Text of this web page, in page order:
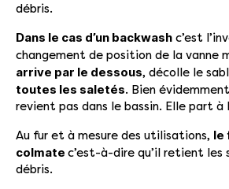
débris.
Dans le cas d’un backwash c’est
changement de position de la vanne
arrive par le dessous, décolle le
toutes les saletés. Bien
revient pas dans le bassin. Elle part à
Au fur et à mesure des utilisations, le
colmate c’est-à-dire qu’il retient les
débris.